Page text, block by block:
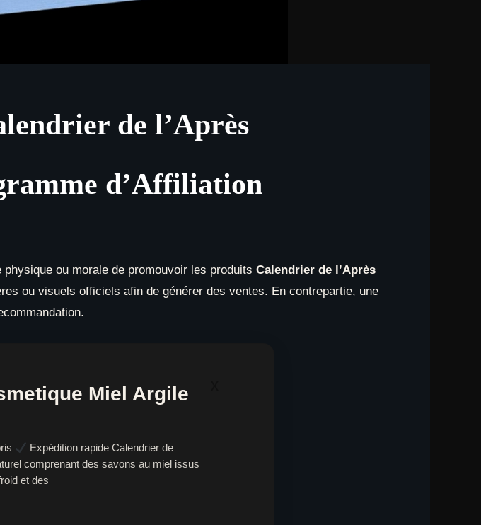
de l’Après
d’Affiliation
ou morale de promouvoir les produits Calendrier de l’Après
ou visuels officiels afin de générer des ventes. En contrepartie, une
Miel Argile
Expédition rapide Calendrier de
comprenant des savons au miel issus
et des